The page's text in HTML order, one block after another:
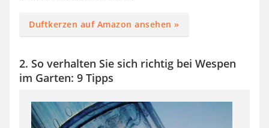
Duftkerzen auf Amazon ansehen »
2. So verhalten Sie sich richtig bei Wespen
im Garten: 9 Tipps